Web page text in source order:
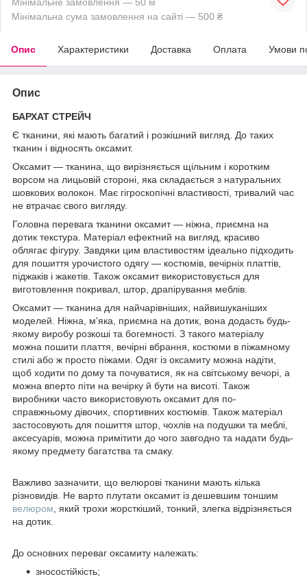
Мінімальна сума замовлення на сайті — 500 ₴
Опис Характеристики Доставка Оплата Умови
Опис
БАРХАТ СТРЕЙЧ
Є тканини, які мають багатий і розкішний вигляд. До таких
тканин і відносять оксамит.
Оксамит — тканина, що вирізняється щільним і коротким
ворсом на лицьовій стороні, яка складається з натуральних
шовкових волокон. Має гігроскопічні властивості, тривалий час
не втрачає свого вигляду.
Головна перевага тканини оксамит — ніжна, приємна на
дотик текстура. Матеріал ефектний на вигляд, красиво
облягає фігуру. Завдяки цим властивостям ідеально підходить
для пошиття урочистого одягу — костюмів, вечірніх платтів,
піджаків і жакетів. Також оксамит використовується для
виготовлення покривал, штор, драпірування меблів.
Оксамит — тканина для найчарівніших, найвишуканіших
моделей. Ніжна, м'яка, приємна на дотик, вона додасть будь-
якому виробу розкоші та богемності. З такого матеріалу
можна пошити плаття, вечірні вбрання, костюми в піжамному
стилі або ж просто піжами. Одяг із оксамиту можна надіти,
щоб ходити по дому та почуватися, як на світському вечорі, а
можна вперто піти на вечірку й бути на висоті. Також
виробники часто використовують оксамит для по-
справжньому дівочих, спортивних костюмів. Також матеріал
застосовують для пошиття штор, чохлів на подушки та меблі,
аксесуарів, можна примітити до чого завгодно та надати будь-
якому предмету багатства та смаку.
Важливо зазначити, що велюрові тканини мають кілька
різновидів. Не варто плутати оксамит із дешевшим тоншим
велюром , який трохи жорсткіший, тонкий, злегка відрізняється
на дотик.
До основних переваг оксамиту належать:
зносостійкість;